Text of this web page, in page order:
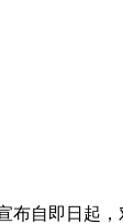
自即日起，